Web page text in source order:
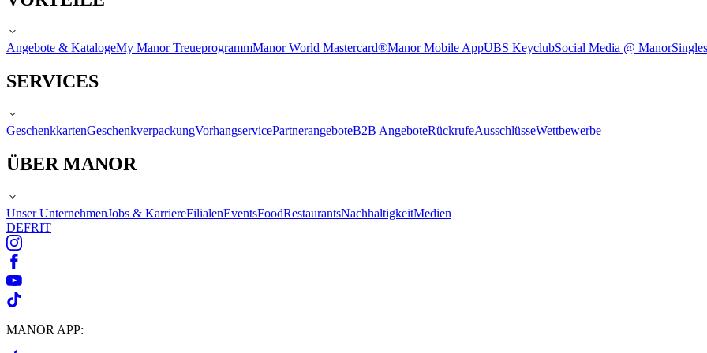
Angebote & KatalogeMy Manor TreueprogrammManor World Mastercard®Manor Mobile AppUBS KeyclubSocial Media @ Manor
SERVICES
GeschenkkartenGeschenkverpackungVorhangservicePartnerangeboteB2B AngeboteRückrufeAusschlüsseWettbewerbe
ÜBER MANOR
Unser UnternehmenJobs & KarriereFilialenEventsFoodRestaurantsNachhaltigkeitMedien
DEFRIT
MANOR APP: